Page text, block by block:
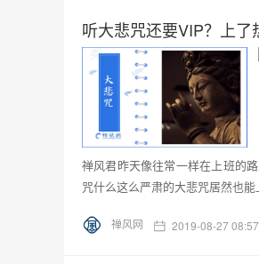
听大悲咒还要VIP？上了
禅风君昨天像往常一样在上班的
咒什么这么严肃的大悲咒居然也
禅风网 2019-08-27